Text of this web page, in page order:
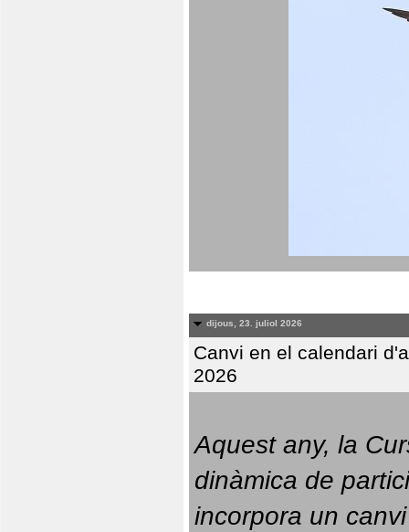
dijous, 23. juliol 2026
Canvi en el calendari
2026
Aquest any, la
dinàmica de
incorpora un